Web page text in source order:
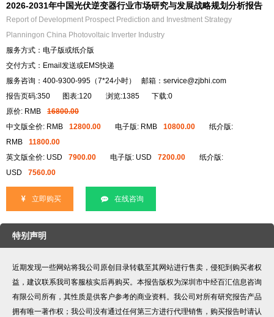
2026-2031年中国光伏逆变器行业市场研究与发展战略规划分析报告
Report of Development Prospect Prediction and Investment Strategy
Planningon China Photovoltaic Inverter Industry
服务方式：电子版或纸介版
交付方式：Email发送或EMS快递
服务咨询：400-9300-995（7*24小时） 邮箱：service@zjbhi.com
报告页码:350
图表:120 浏览:1385
下载:0
原价: RMB
16800.00
中文版全价: RMB
12800.00 电子版: RMB 10800.00
纸介版:
RMB
11800.00
英文版全价: USD
7900.00 电子版: USD 7200.00
纸介版:
USD
7560.00
立即购买 在线咨询
特别声明
近期发现一些网站将我公司原创目录转载至其网站进行售卖，侵犯到购买者权
益，建议联系我司客服核实后再购买。本报告版权为深圳市中经百汇信息咨询
有限公司所有，其性质是供客户参考的商业资料。我公司对所有研究报告产品
拥有唯一著作权；我公司没有通过任何第三方进行代理销售，购买报告时请认